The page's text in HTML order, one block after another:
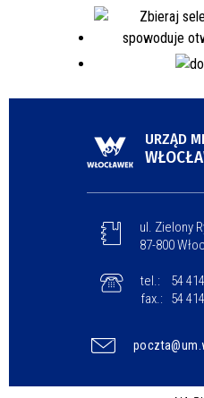
URZĄD
ul. Zielony
87-800
tel.:
54
fax.:
54